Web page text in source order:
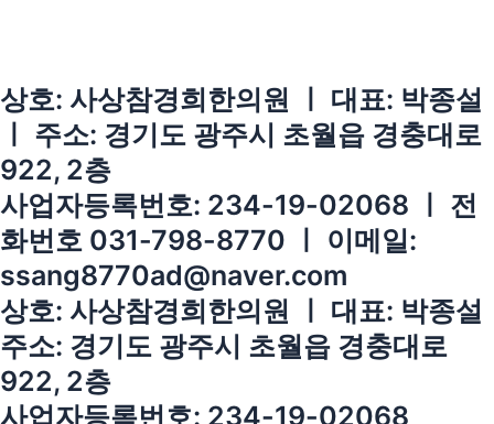
상호: 사상참경희한의원 ㅣ 대표: 박종설
ㅣ 주소: 경기도 광주시 초월읍 경충대로
922, 2층
사업자등록번호: 234-19-02068 ㅣ 전
화번호 031-798-8770 ㅣ 이메일:
ssang8770ad@naver.com
상호: 사상참경희한의원 ㅣ 대표: 박종설
주소: 경기도 광주시 초월읍 경충대로
922, 2층
사업자등록번호: 234-19-02068